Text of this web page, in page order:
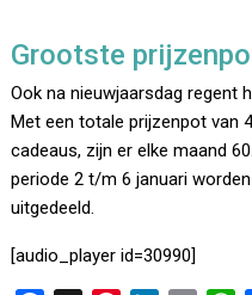
Grootste
Ook na nieuwjaarsdag regent
Met een totale prijzenpot van
cadeaus, zijn er elke maand
periode 2 t/m 6 januari
uitgedeeld.
[audio_player id=30990]